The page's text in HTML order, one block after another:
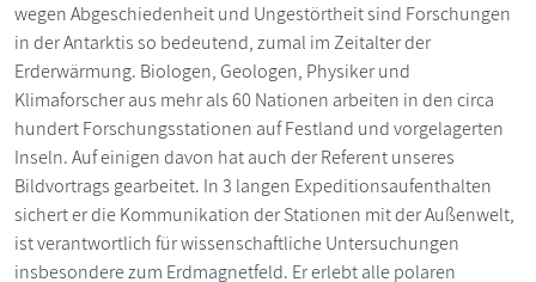
wegen Abgeschiedenheit und Ungestörtheit sind Forschungen
in der Antarktis so bedeutend, zumal im Zeitalter der
Erderwärmung. Biologen, Geologen, Physiker und
Klimaforscher aus mehr als 60 Nationen arbeiten in den circa
hundert Forschungsstationen auf Festland und vorgelagerten
Inseln. Auf einigen davon hat auch der Referent unseres
Bildvortrags gearbeitet. In 3 langen Expeditionsaufenthalten
sichert er die Kommunikation der Stationen mit der Außenwelt,
ist verantwortlich für wissenschaftliche Untersuchungen
insbesondere zum Erdmagnetfeld. Er erlebt alle polaren